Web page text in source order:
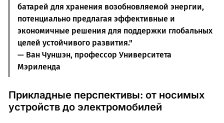
батарей для хранения возобновляемой энергии,
потенциально предлагая эффективные и
экономичные решения для поддержки глобальных
целей устойчивого развития."
— Ван Чуншэн, профессор Университета
Мэриленда
Прикладные перспективы: от носимых
устройств до электромобилей